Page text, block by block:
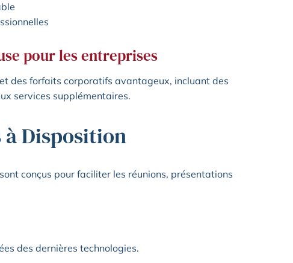
pour les entreprises
des forfaits corporatifs avantageux, incluant des
services supplémentaires.
à Disposition
conçus pour faciliter les réunions, présentations
des dernières technologies.